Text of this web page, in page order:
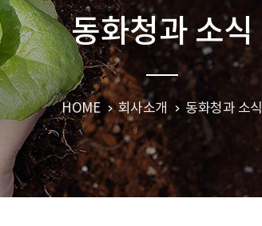
동화청과 소식
HOME 회사소개 동화청과 소식